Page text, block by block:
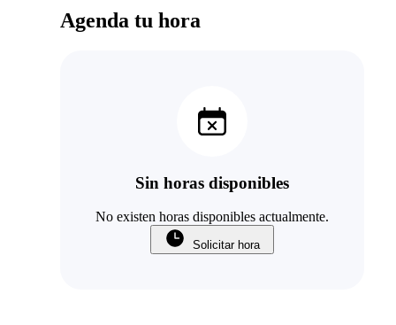
Agenda tu hora
Sin horas disponibles
No existen horas disponibles actualmente.
Solicitar hora